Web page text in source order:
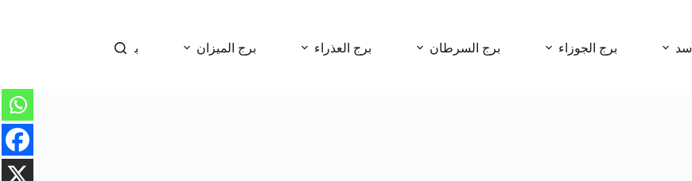
برج الجوزاء برج السرطان برج العذراء برج الميزان برج العقرب